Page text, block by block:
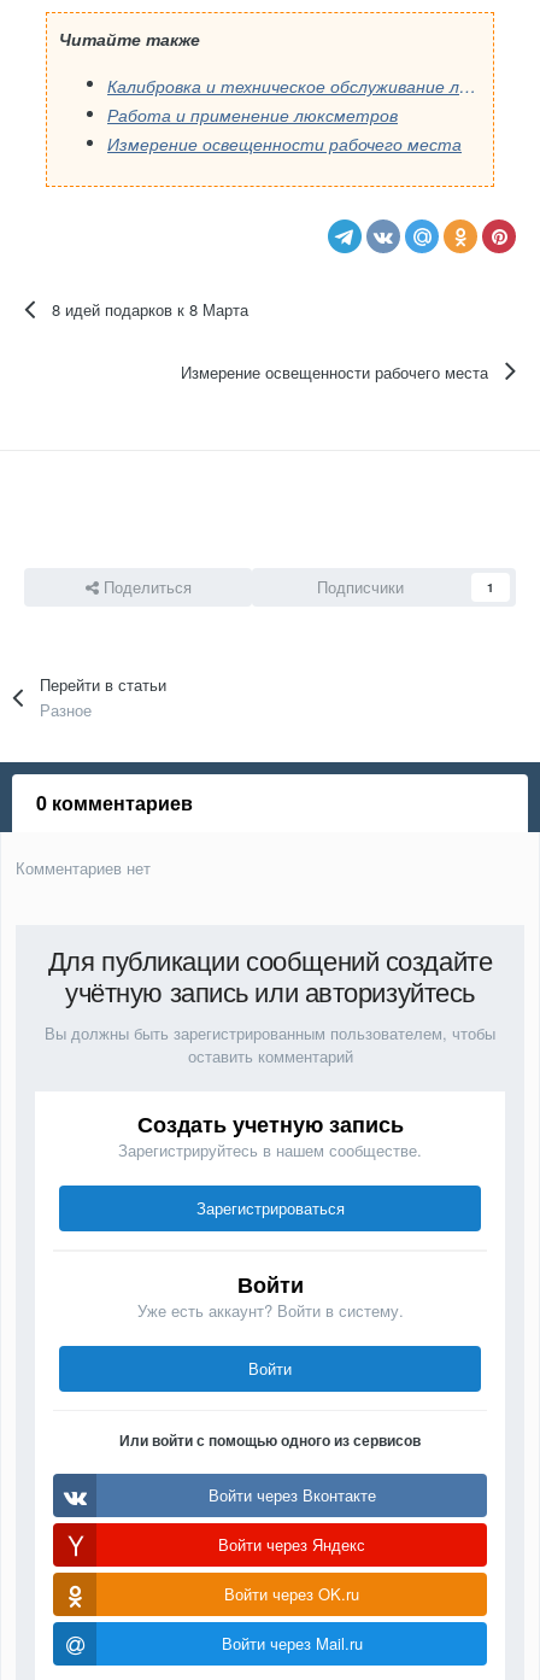
Читайте также
Калибровка и техническое обслуживание люксметров
Работа и применение люксметров
Измерение освещенности рабочего места
8 идей подарков к 8 Марта
Измерение освещенности рабочего места
Поделиться Подписчики 1
Перейти в статьи
Разное
0 комментариев
Комментариев нет
Для публикации сообщений создайте
учётную запись или авторизуйтесь
Вы должны быть зарегистрированным пользователем, чтобы
оставить комментарий
Создать учетную запись
Зарегистрируйтесь в нашем сообществе.
Зарегистрироваться
Войти
Уже есть аккаунт? Войти в систему.
Войти
Или войти с помощью одного из сервисов
Войти через Вконтакте
Войти через Яндекс
Войти через OK.ru
Войти через Mail.ru